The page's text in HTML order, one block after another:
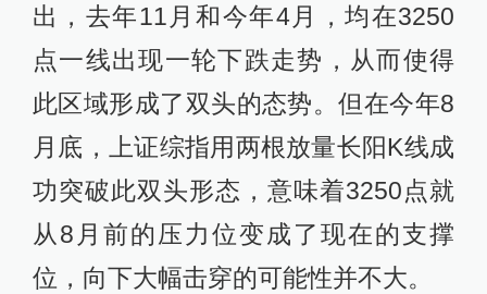
出，去年11月和今年4月，均在3250
点一线出现一轮下跌走势，从而使得
此区域形成了双头的态势。但在今年8
月底，上证综指用两根放量长阳K线成
功突破此双头形态，意味着3250点就
从8月前的压力位变成了现在的支撑
位，向下大幅击穿的可能性并不大。